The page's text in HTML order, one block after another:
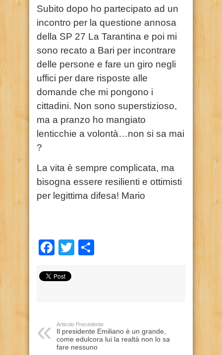
Subito dopo ho partecipato ad un
incontro per la questione annosa
della SP 27 La Tarantina e poi mi
sono recato a Bari per incontrare
delle persone e fare un giro negli
uffici per dare risposte alle
domande che mi pongono i
cittadini. Non sono superstizioso,
ma a pranzo ho mangiato
lenticchie a volontà…non si sa mai
?
La vita è sempre complicata, ma
bisogna essere resilienti e ottimisti
per legittima difesa! Mario
Facebook
Twitter
Articolo Precedente
Il presidente Emiliano è un grande,
come edulcora lui la realtà non lo sa
fare nessuno